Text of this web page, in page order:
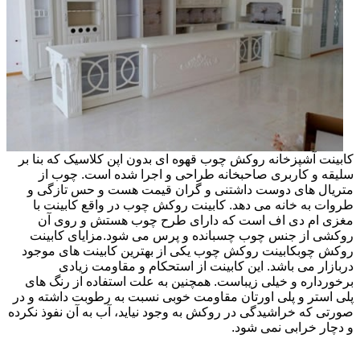
کابینت آشپزخانه روکش چوب قهوه ای بدون اپن کلاسیک که بنا بر
سلیقه و کاربری صاحبخانه طراحی و اجرا شده است. چوب از
متریال های دوست داشتنی و گران قیمت هست و حس تازگی و
طروات به خانه می دهد. کابینت روکش چوب در واقع کابینت با
مغزی ام دی اف است که دارای طرح چوب هستش و روی آن
روکشی از جنس چوب چسبانده و پرس می شود.مزایای کابینت
روکش چوبکابینت روکش چوب یکی از بهترین کابینت های موجود
دربازار می باشد. این کابینت از استحکام و مقاومت زیادی
برخورداره و خیلی زیباست. همچنین به علت استفاده از رنگ های
پلی استر و پلی اورتان مقاومت خوبی نسبت به رطوبت داشته و در
صورتی که خراشیدگی در روکش به وجود نیاید، آب به آن نفوذ نکرده
و دچار خرابی نمی شود.